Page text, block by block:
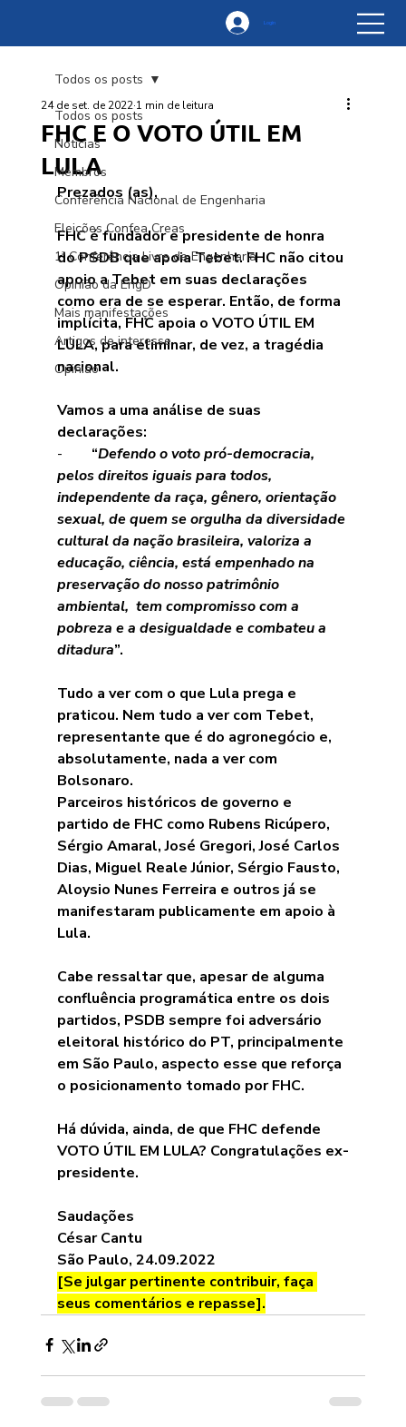
Login
Todos os posts
Notícias
Membros
Conferência Nacional de Engenharia
Eleições Confea Creas
1ª Conferência Livre de Engenharia
Opinião da EngD
Mais manifestações
Artigos de interesse
Opinião
Todos os posts
FHC E O VOTO ÚTIL EM
LULA
24 de set. de 2022 1 min de leitura
Prezados (as),
FHC é fundador e presidente de honra
do PSDB que apoia Tebet. FHC não citou
apoio a Tebet em suas declarações
como era de se esperar. Então, de forma
implícita, FHC apoia o VOTO ÚTIL EM
LULA, para eliminar, de vez, a tragédia
nacional.
Vamos a uma análise de suas
declarações:
- “Defendo o voto pró-democracia,
pelos direitos iguais para todos,
independente da raça, gênero, orientação
sexual, de quem se orgulha da diversidade
cultural da nação brasileira, valoriza a
educação, ciência, está empenhado na
preservação do nosso patrimônio
ambiental,  tem compromisso com a
pobreza e a desigualdade e combateu a
ditadura”.
Tudo a ver com o que Lula prega e
praticou. Nem tudo a ver com Tebet,
representante que é do agronegócio e,
absolutamente, nada a ver com
Bolsonaro.
Parceiros históricos de governo e
partido de FHC como Rubens Ricúpero,
Sérgio Amaral, José Gregori, José Carlos
Dias, Miguel Reale Júnior, Sérgio Fausto,
Aloysio Nunes Ferreira e outros já se
manifestaram publicamente em apoio à
Lula.
Cabe ressaltar que, apesar de alguma
confluência programática entre os dois
partidos, PSDB sempre foi adversário
eleitoral histórico do PT, principalmente
em São Paulo, aspecto esse que reforça
o posicionamento tomado por FHC.
Há dúvida, ainda, de que FHC defende
VOTO ÚTIL EM LULA? Congratulações ex-
presidente.
Saudações
César Cantu
São Paulo, 24.09.2022
[Se julgar pertinente contribuir, faça
seus comentários e repasse].